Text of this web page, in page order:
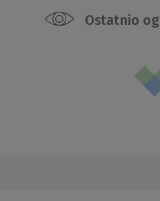
Ostatnio